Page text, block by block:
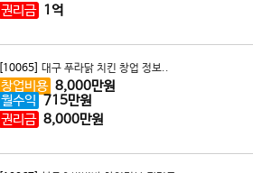
권리금 1 억
[10065] 대구 푸라닭 치킨 창업 정보..
창업비용 8,000만원
월수익 715만원
권리금 8,000만원